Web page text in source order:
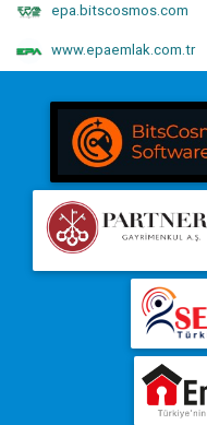
epa.bitscosmos.com
www.epaemlak.com.tr